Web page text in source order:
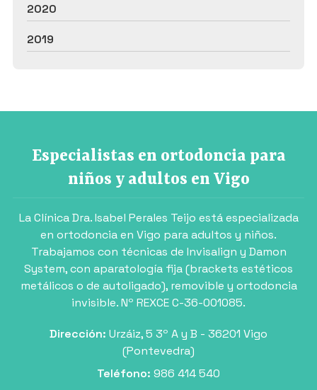
2020
2019
Especialistas en ortodoncia para
niños y adultos en Vigo
La Clínica Dra. Isabel Perales Teijo está especializada
en ortodoncia en Vigo para adultos y niños.
Trabajamos con técnicas de Invisalign y Damon
System, con aparatología fija (brackets estéticos
metálicos o de autoligado), removible y ortodoncia
invisible. Nº REXCE C-36-001085.
Dirección: Urzáiz, 5 3º A y B - 36201 Vigo
(Pontevedra)
Teléfono: 986 414 540